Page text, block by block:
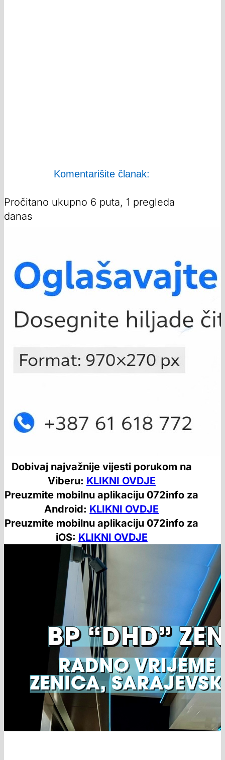
Komentarišite članak:
Pročitano ukupno 6 puta, 1 pregleda
danas
Dobivaj najvažnije vijesti porukom na
Viberu: KLIKNI OVDJE
Preuzmite mobilnu aplikaciju 072info za
Android: KLIKNI OVDJE
Preuzmite mobilnu aplikaciju 072info za
iOS: KLIKNI OVDJE